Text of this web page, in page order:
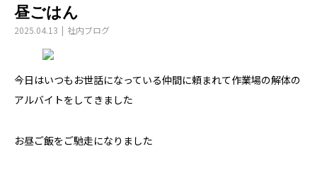
昼ごはん
2025.04.13 社内ブログ
今日はいつもお世話になっている仲間に頼まれて作業場の解体の
アルバイトをしてきました
お昼ご飯をご馳走になりました